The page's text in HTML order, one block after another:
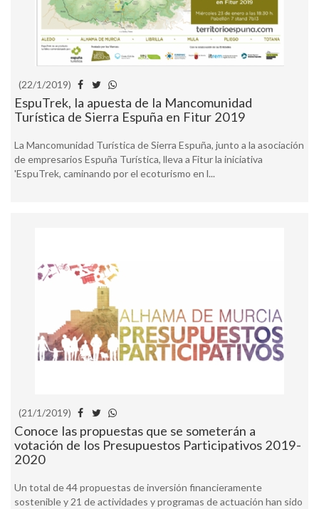
(22/1/2019)
EspuTrek, la apuesta de la Mancomunidad
Turística de Sierra Espuña en Fitur 2019
La Mancomunidad Turística de Sierra Espuña, junto a la asociación
de empresarios Espuña Turística, lleva a Fitur la iniciativa
'EspuTrek, caminando por el ecoturismo en l...
(21/1/2019)
Conoce las propuestas que se someterán a
votación de los Presupuestos Participativos 2019-
2020
Un total de 44 propuestas de inversión financieramente
sostenible y 21 de actividades y programas de actuación han sido